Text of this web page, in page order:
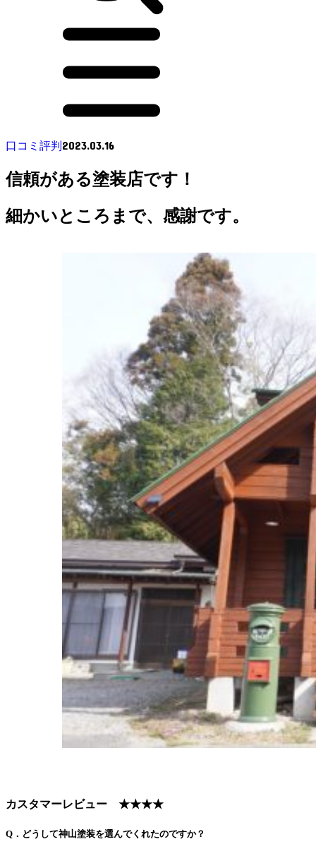
口コミ評判 2023.03.16
信頼がある塗装店です！
細かいところまで、感謝です。
カスタマーレビュー ★★★★
Q．どうして神山塗装を選んでくれたのですか？